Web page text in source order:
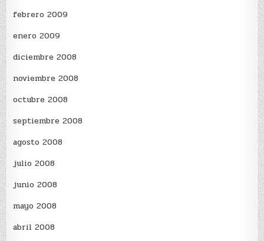
febrero 2009
enero 2009
diciembre 2008
noviembre 2008
octubre 2008
septiembre 2008
agosto 2008
julio 2008
junio 2008
mayo 2008
abril 2008